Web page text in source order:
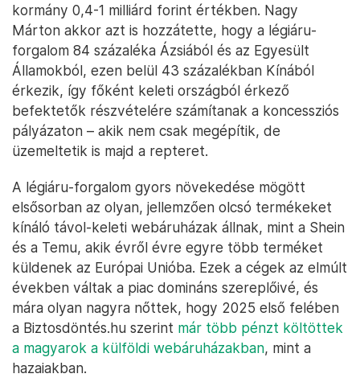
kormány 0,4-1 milliárd forint értékben. Nagy
Márton akkor azt is hozzátette, hogy a légiáru-
forgalom 84 százaléka Ázsiából és az Egyesült
Államokból, ezen belül 43 százalékban Kínából
érkezik, így főként keleti országból érkező
befektetők részvételére számítanak a koncessziós
pályázaton – akik nem csak megépítik, de
üzemeltetik is majd a repteret.
A légiáru-forgalom gyors növekedése mögött
elsősorban az olyan, jellemzően olcsó termékeket
kínáló távol-keleti webáruházak állnak, mint a Shein
és a Temu, akik évről évre egyre több terméket
küldenek az Európai Unióba. Ezek a cégek az elmúlt
években váltak a piac domináns szereplőivé, és
mára olyan nagyra nőttek, hogy 2025 első felében
a Biztosdöntés.hu szerint már több pénzt költöttek
a magyarok a külföldi webáruházakban, mint a
hazaiakban.